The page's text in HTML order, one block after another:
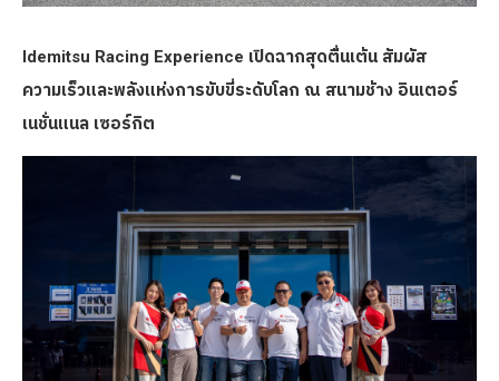
Idemitsu Racing Experience เปิดฉากสุดตื่นเต้น สัมผัส
ความเร็วและพลังแห่งการขับขี่ระดับโลก ณ สนามช้าง อินเตอร์
เนชั่นแนล เซอร์กิต